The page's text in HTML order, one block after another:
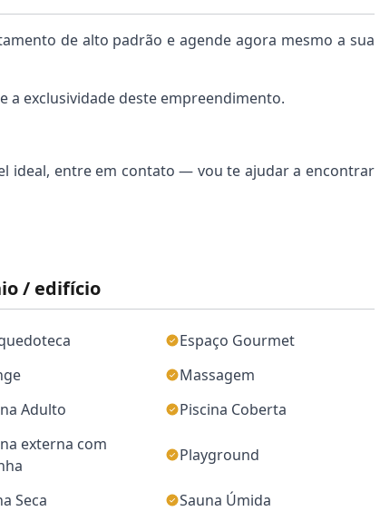
/ edifício
Espaço Gourmet
Massagem
Adulto Piscina Coberta
externa com
Playground
Seca Sauna Úmida
de alto padrão e agende agora mesmo a sua
a exclusividade deste empreendimento.
ideal, entre em contato — vou te ajudar a encontrar